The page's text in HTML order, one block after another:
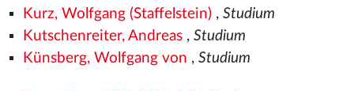
Kurz, Wolfgang (Staffelstein), Studium
Kutschenreiter, Andreas, Studium
Künsberg, Wolfgang von , Studium